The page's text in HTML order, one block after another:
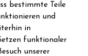
bestimmte Teile
und
in
funktionaler
unserer